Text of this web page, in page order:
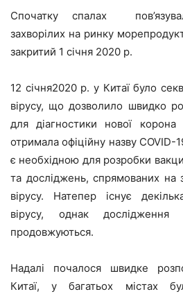
Спочатку спалах
захворілих на ринку
закритий 1 січня 2020 р.
12 січня2020 р. у Китаї було
вірусу, що дозволило швидко
для діагностики нової корона
отримала офіційну назву COVID-
є необхідною для розробки
та досліджень, спрямованих на
вірусу. Натепер існує
вірусу, однак
продовжуються.
Надалі почалося швидке
Китаї, у багатьох містах